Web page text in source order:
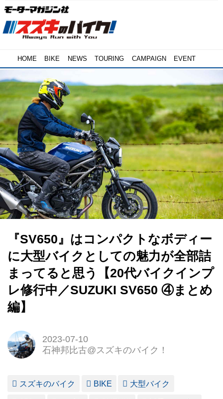
HOME BIKE NEWS TOURING CAMPAIGN EVENT
『SV650』はコンパクトなボディー
に大型バイクとしての魅力が全部詰
まってると思う【20代バイクインプ
レ修行中／SUZUKI SV650 ④まとめ
編】
2023-07-10
石神邦比古@スズキのバイク！
スズキのバイク BIKE 大型バイク